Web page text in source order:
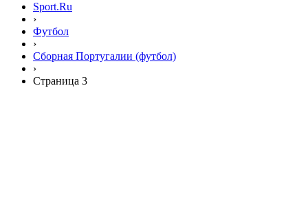
Sport.Ru
›
Футбол
›
Сборная Португалии (футбол)
›
Страница 3